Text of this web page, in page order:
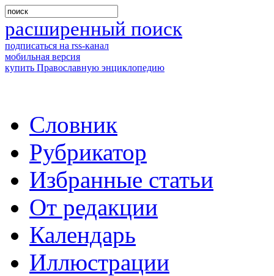
расширенный поиск
подписаться на rss-канал
мобильная версия
купить Православную энциклопедию
Словник
Рубрикатор
Избранные статьи
От редакции
Календарь
Иллюстрации